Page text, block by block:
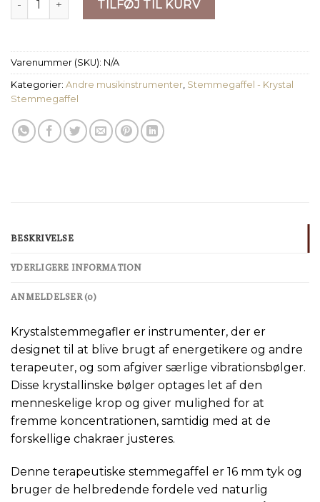
TILFØJ TIL KURV
Varenummer (SKU): N/A
Kategorier: Andre musikinstrumenter Stemmegaffel - Krystal
Stemmegaffel
BESKRIVELSE
YDERLIGERE INFORMATION
ANMELDELSER (0)
Krystalstemmegafler er instrumenter, der er
designet til at blive brugt af energetikere og andre
terapeuter, og som afgiver særlige vibrationsbølger.
Disse krystallinske bølger optages let af den
menneskelige krop og giver mulighed for at
fremme koncentrationen, samtidig med at de
forskellige chakraer justeres.
Denne terapeutiske stemmegaffel er 16 mm tyk og
bruger de helbredende fordele ved naturlig